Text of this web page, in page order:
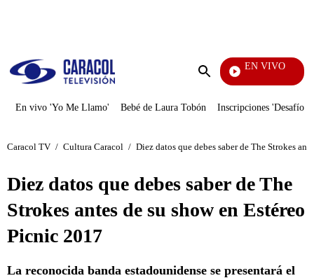
Enviar
EN VIVO
En vivo 'Yo Me Llamo' Bebé de Laura Tobón Inscripciones 'Desafío'
Caracol TV / Cultura Caracol / Diez datos que debes saber de The Strokes
Diez datos que debes saber de The
Strokes antes de su show en Estéreo
Picnic 2017
La reconocida banda estadounidense se presentará el